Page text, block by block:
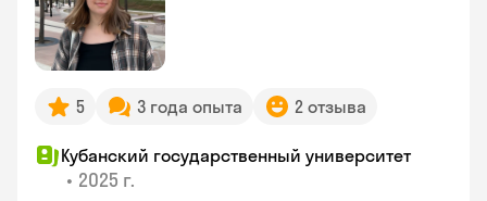
5 3 года опыта 2 отзыва
Кубанский государственный университет
• 2025 г.